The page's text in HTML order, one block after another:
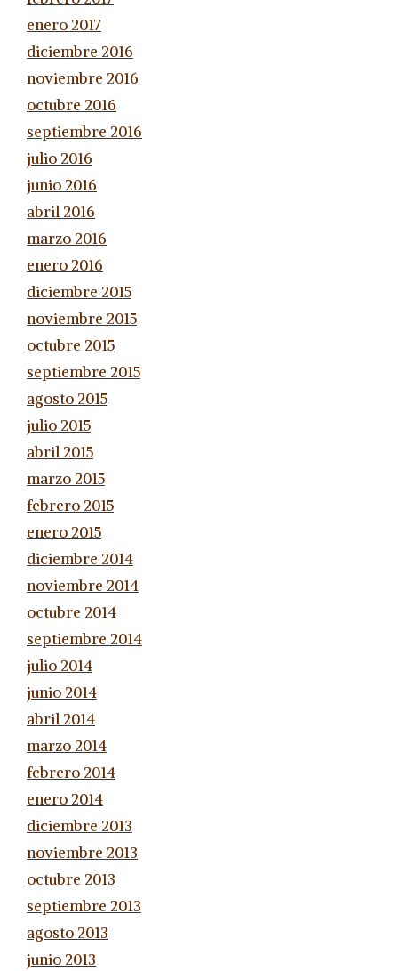
enero 2017
diciembre 2016
noviembre 2016
octubre 2016
septiembre 2016
julio 2016
junio 2016
abril 2016
marzo 2016
enero 2016
diciembre 2015
noviembre 2015
octubre 2015
septiembre 2015
agosto 2015
julio 2015
abril 2015
marzo 2015
febrero 2015
enero 2015
diciembre 2014
noviembre 2014
octubre 2014
septiembre 2014
julio 2014
junio 2014
abril 2014
marzo 2014
febrero 2014
enero 2014
diciembre 2013
noviembre 2013
octubre 2013
septiembre 2013
agosto 2013
junio 2013